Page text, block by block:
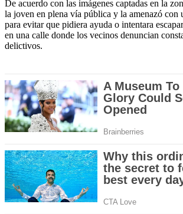
De acuerdo con las imágenes captadas en la
la joven en plena vía pública y la amenazó con
para evitar que pidiera ayuda o intentara
en una calle donde los vecinos denuncian
delictivos.